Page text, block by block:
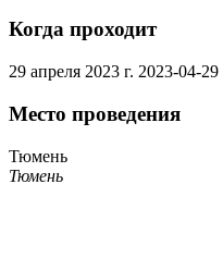
Когда проходит
29 апреля 2023 г. 2023-04-29
Место проведения
Тюмень
Тюмень